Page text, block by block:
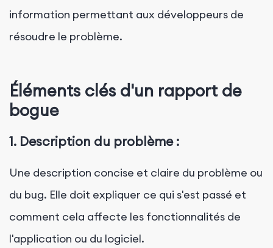
information permettant aux développeurs de
résoudre le problème.
Éléments clés d'un rapport de
bogue
1. Description du problème :
Une description concise et claire du problème ou
du bug. Elle doit expliquer ce qui s'est passé et
comment cela affecte les fonctionnalités de
l'application ou du logiciel.